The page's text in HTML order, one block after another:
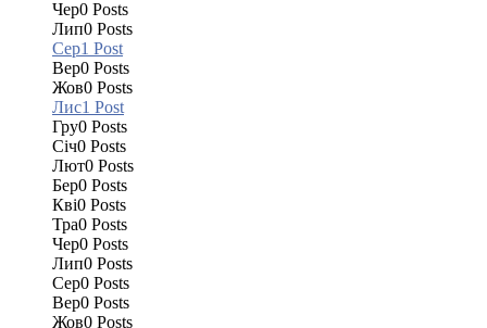
Чер0 Posts
Лип0 Posts
Сер1 Post
Вер0 Posts
Жов0 Posts
Лис1 Post
Гру0 Posts
Січ0 Posts
Лют0 Posts
Бер0 Posts
Кві0 Posts
Тра0 Posts
Чер0 Posts
Лип0 Posts
Сер0 Posts
Вер0 Posts
Жов0 Posts